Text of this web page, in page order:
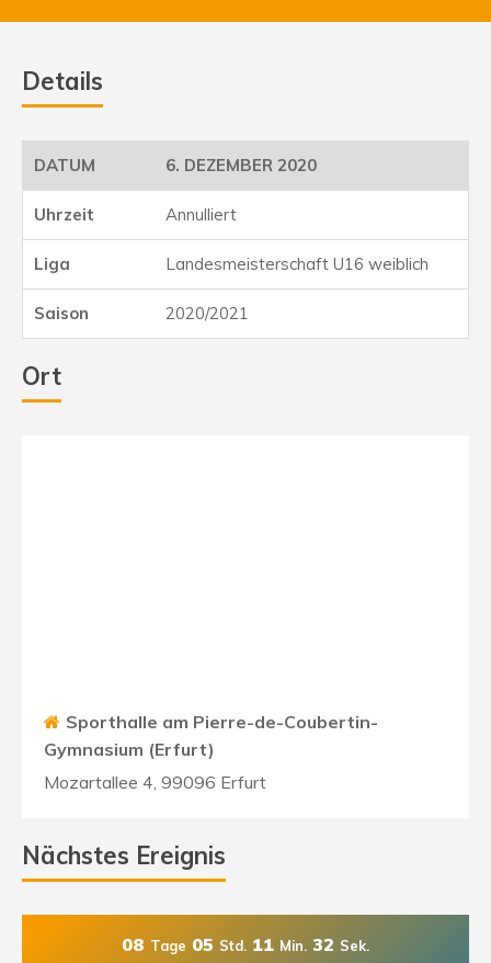
Details
6. DEZEMBER 2020
Annulliert
Landesmeisterschaft U16 weiblich
2020/2021
Ort
Sporthalle am Pierre-de-Coubertin-
Gymnasium (Erfurt)
Mozartallee 4, 99096 Erfurt
Nächstes Ereignis
08 Tage 05 Std. 11 Min. 30 Sek.